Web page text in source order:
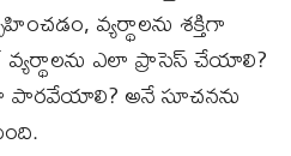
వ్యర్థాలను శక్తిగా
ఎలా ప్రాసెస్ చేయాలి?
పారవేయాలి? అనే సూచనను